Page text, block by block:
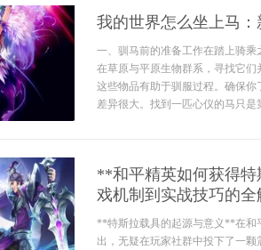
我的世界怎么坐上马
一、驯马前的准备工作在踏上骑
在草原与平原生物群系，寻找它
这些物品有助于驯服过程。确保
差异很大。找到一匹心仪的马只
**和平精英如何获得
戏机制到实战技巧的
**特斯拉载具的起源与意义**在和
出，无疑在玩家社群中投下了一